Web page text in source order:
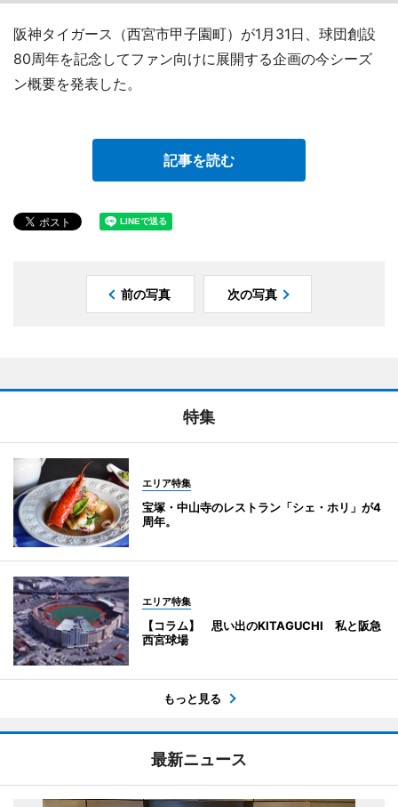
阪神タイガース（西宮市甲子園町）が1月31日、球団創設
80周年を記念してファン向けに展開する企画の今シーズ
ン概要を発表した。
記事を読む
前の写真 次の写真
特集
エリア特集
宝塚・中山寺のレストラン「シェ・ホリ」が4
周年。
エリア特集
【コラム】 思い出のKITAGUCHI 私と阪急
西宮球場
もっと見る
最新ニュース